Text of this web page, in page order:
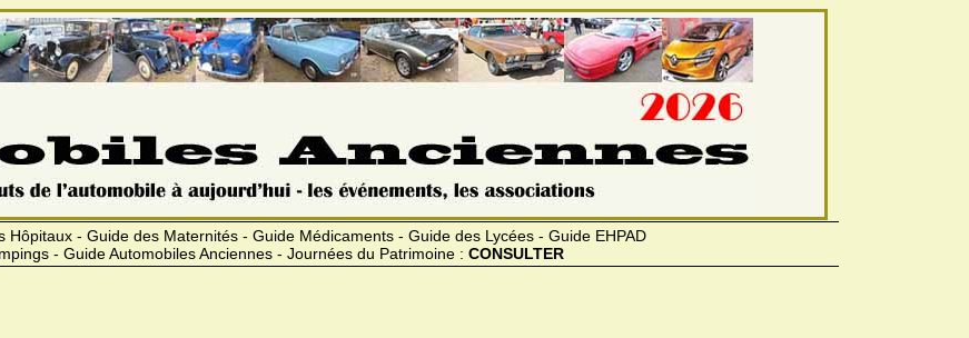
- Guide des Maternités - Guide Médicaments - Guide des Lycées - Guide EHPAD
- Guide Automobiles Anciennes - Journées du Patrimoine : CONSULTER